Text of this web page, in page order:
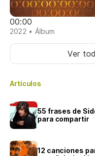
00:00
2022 • Álbum
Ver
Artículos
55 frases de
para compartir
12 canciones